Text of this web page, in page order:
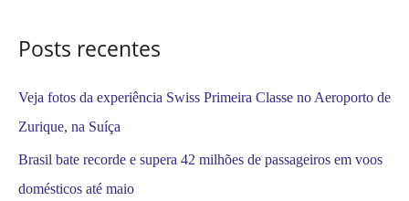
rPosts recentes
Veja fotos da experiência Swiss Primeira Classe no Aeroporto de
Zurique, na Suíça
Brasil bate recorde e supera 42 milhões de passageiros em voos
domésticos até maio